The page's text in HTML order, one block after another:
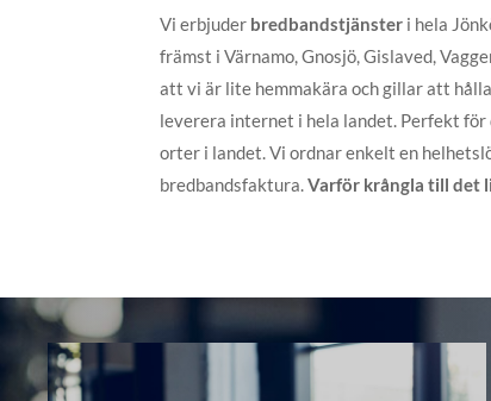
Vi erbjuder bredbandstjänster i hela
främst i Värnamo, Gnosjö, Gislaved,
att vi är lite hemmakära och gillar att
leverera internet i hela landet. Perfekt för
orter i landet. Vi ordnar enkelt en
bredbandsfaktura.Varför krångla till det